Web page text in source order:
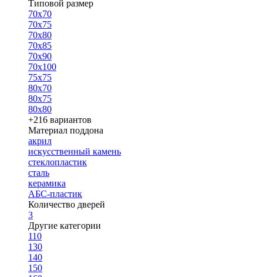
Типовой размер
70х70
70х75
70х80
70х85
70х90
70х100
75х75
80х70
80х75
80х80
+216 вариантов
Материал поддона
акрил
искусственный камень
стеклопластик
сталь
керамика
АБС-пластик
Количество дверей
3
Другие категории
110
130
140
150